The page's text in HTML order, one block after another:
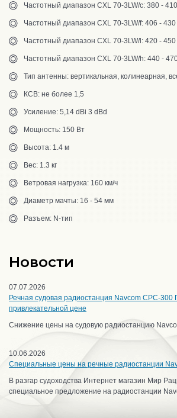
Частотный диапазон CXL 70-3LW/c: 380 -
Частотный диапазон CXL 70-3LW/f: 406 -
Частотный диапазон CXL 70-3LW/l: 420 -
Частотный диапазон CXL 70-3LW/h: 440 -
Тип антенны: вертикальная, колинеарная,
КСВ: не более 1,5
Усиление: 5,14 dBi 3 dBd
Мощность: 150 Вт
Высота: 1.4 м
Вес: 1.3 кг
Ветровая нагрузка: 160 км/ч
Диаметр мачты: 16 - 54 мм
Разъем: N-тип
Новости
07.07.2026
Речная судовая радиостанция Navcom CPC-
привлекательной цене
Снижение цены на судовую радиостанцию
10.06.2026
Специальные цены на речные радиостанции
В разгар судоходства Интернет магазин Мир
специальное предложение на радиостанции